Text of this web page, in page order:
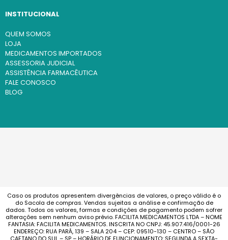
INSTITUCIONAL
QUEM SOMOS
LOJA
MEDICAMENTOS IMPORTADOS
ASSESSORIA JUDICIAL
ASSISTÊNCIA FARMACÊUTICA
FALE CONOSCO
BLOG
Caso os produtos apresentem divergências de valores, o preço válido é o
do Sacola de compras. Vendas sujeitas a análise e confirmação de
dados. Todos os valores, formas e condições de pagamento podem sofrer
alterações sem nenhum aviso prévio. FACILITA MEDICAMENTOS LTDA – NOME
FANTASIA: FACILITA MEDICAMENTOS. INSCRITA NO CNPJ: 45.907.416/0001-26
ENDEREÇO: RUA PARÁ, 139 – SALA 204 – CEP: 09510-130 – CENTRO – SÃO
CAETANO DO SUL – SP – HORÁRIO DE FUNCIONAMENTO: SEGUNDA A SEXTA-